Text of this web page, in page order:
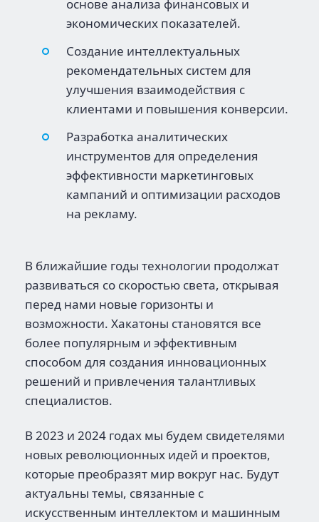
основе анализа финансовых и
экономических показателей.
Создание интеллектуальных
рекомендательных систем для
улучшения взаимодействия с
клиентами и повышения конверсии.
Разработка аналитических
инструментов для определения
эффективности маркетинговых
кампаний и оптимизации расходов
на рекламу.
В ближайшие годы технологии продолжат
развиваться со скоростью света, открывая
перед нами новые горизонты и
возможности. Хакатоны становятся все
более популярным и эффективным
способом для создания инновационных
решений и привлечения талантливых
специалистов.
В 2023 и 2024 годах мы будем свидетелями
новых революционных идей и проектов,
которые преобразят мир вокруг нас. Будут
актуальны темы, связанные с
искусственным интеллектом и машинным